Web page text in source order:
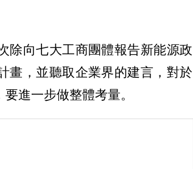
除向七大工商團體報告新能源政
畫，並聽取企業界的建言，對於
進一步做整體考量。